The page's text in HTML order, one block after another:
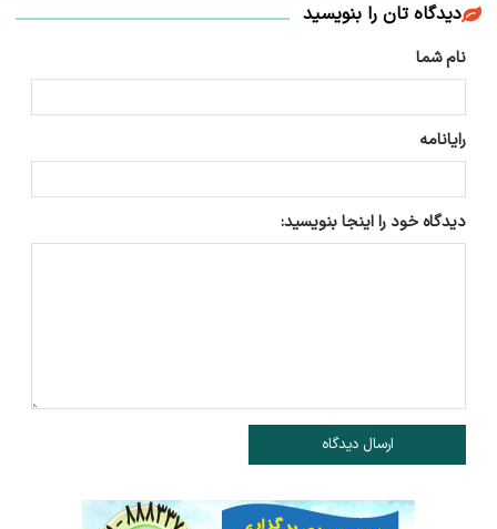
دیدگاه تان را بنویسید
نام شما
رایانامه
دیدگاه خود را اینجا بنویسید:
ارسال دیدگاه